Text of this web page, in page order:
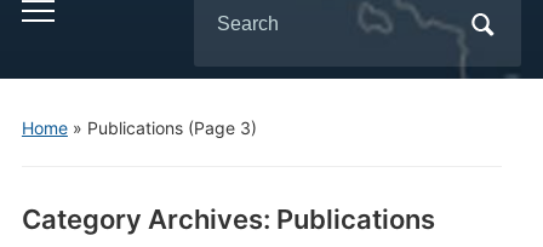
for:
Home» Publications(Page 3)
Category Archives: Publications